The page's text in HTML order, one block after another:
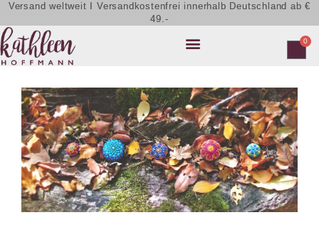
Versand weltweit I Versandkostenfrei innerhalb Deutschland ab €
49.-
0